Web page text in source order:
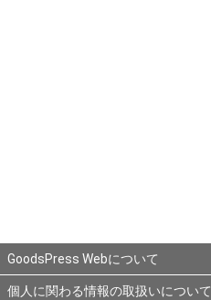
GoodsPress Webについて
個人に関わる情報の取扱いについて